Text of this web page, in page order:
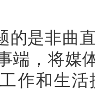
的是非曲
端，将媒
作和生